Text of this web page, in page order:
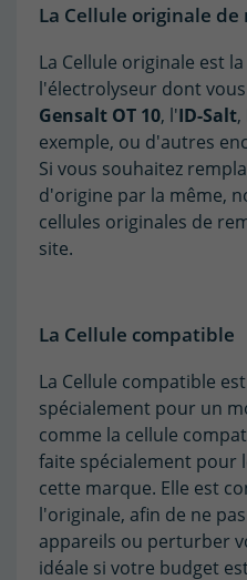
La Cellule originale
La Cellule originale est
l'électrolyseur dont vous
Gensalt OT 10, l'ID-Salt,
exemple, ou d'autres
Si vous souhaitez
d'origine par la même,
cellules originales de
site.
La Cellule compatible
La Cellule compatible
spécialement pour un
comme la cellule
faite spécialement pour
cette marque. Elle est
l'originale, afin de ne
appareils ou perturber
idéale si votre budget